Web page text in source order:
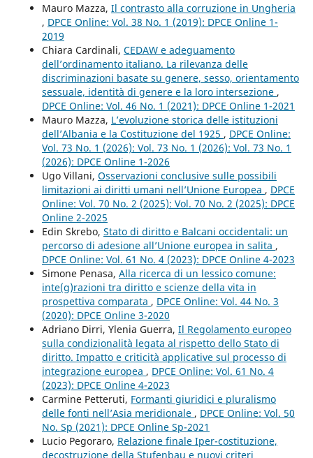
Mauro Mazza, Il contrasto alla corruzione in Ungheria
, DPCE Online: Vol. 38 No. 1 (2019): DPCE Online 1-
2019
Chiara Cardinali, CEDAW e adeguamento
dell’ordinamento italiano. La rilevanza delle
discriminazioni basate su genere, sesso, orientamento
sessuale, identità di genere e la loro intersezione ,
DPCE Online: Vol. 46 No. 1 (2021): DPCE Online 1-2021
Mauro Mazza, L’evoluzione storica delle istituzioni
dell’Albania e la Costituzione del 1925 , DPCE Online:
Vol. 73 No. 1 (2026): Vol. 73 No. 1 (2026): Vol. 73 No. 1
(2026): DPCE Online 1-2026
Ugo Villani, Osservazioni conclusive sulle possibili
limitazioni ai diritti umani nell’Unione Europea , DPCE
Online: Vol. 70 No. 2 (2025): Vol. 70 No. 2 (2025): DPCE
Online 2-2025
Edin Skrebo, Stato di diritto e Balcani occidentali: un
percorso di adesione all’Unione europea in salita ,
DPCE Online: Vol. 61 No. 4 (2023): DPCE Online 4-2023
Simone Penasa, Alla ricerca di un lessico comune:
inte(g)razioni tra diritto e scienze della vita in
prospettiva comparata , DPCE Online: Vol. 44 No. 3
(2020): DPCE Online 3-2020
Adriano Dirri, Ylenia Guerra, Il Regolamento europeo
sulla condizionalità legata al rispetto dello Stato di
diritto. Impatto e criticità applicative sul processo di
integrazione europea , DPCE Online: Vol. 61 No. 4
(2023): DPCE Online 4-2023
Carmine Petteruti, Formanti giuridici e pluralismo
delle fonti nell’Asia meridionale , DPCE Online: Vol. 50
No. Sp (2021): DPCE Online Sp-2021
Lucio Pegoraro, Relazione finale Iper-costituzione,
decostruzione della Stufenbau e nuovi criteri